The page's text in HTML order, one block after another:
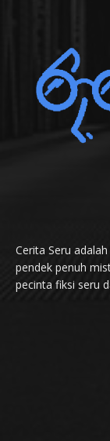
Cerita Seru
pendek penuh
pecinta fiksi seru